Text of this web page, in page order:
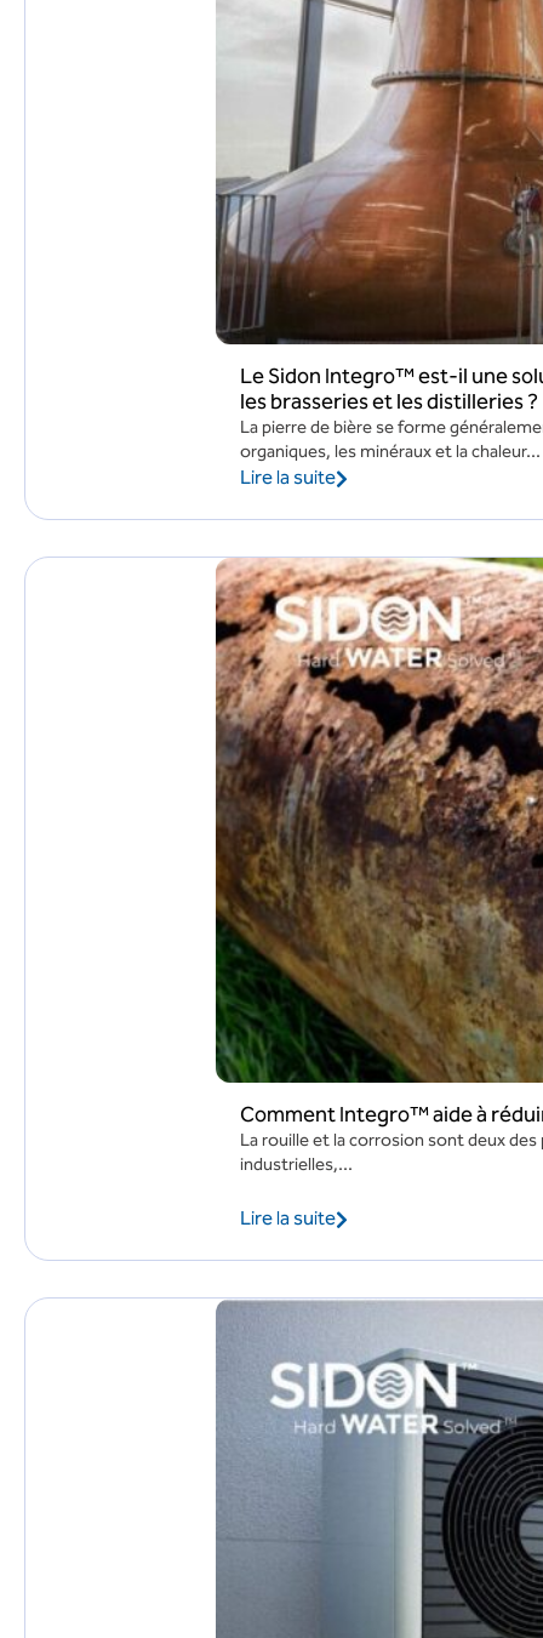
Le Sidon Integro™ est-il une
les brasseries et les distilleries ?
La pierre de bière se forme
organiques, les minéraux et la chaleur...
Lire la suite
Comment Integro™ aide à
La rouille et la corrosion sont deux
industrielles,...
Lire la suite